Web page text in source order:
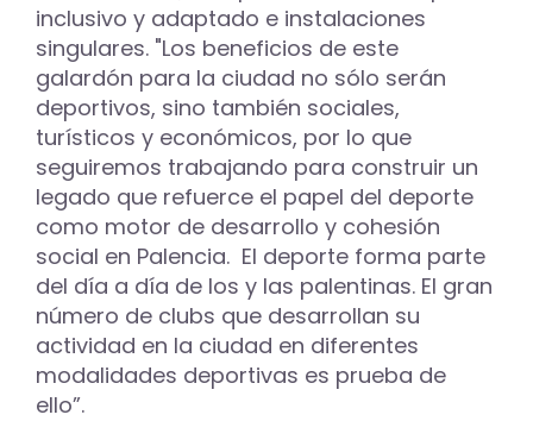
inclusivo y adaptado e instalaciones
singulares. "Los beneficios de este
galardón para la ciudad no sólo serán
deportivos, sino también sociales,
turísticos y económicos, por lo que
seguiremos trabajando para construir un
legado que refuerce el papel del deporte
como motor de desarrollo y cohesión
social en Palencia. El deporte forma parte
del día a día de los y las palentinas. El gran
número de clubs que desarrollan su
actividad en la ciudad en diferentes
modalidades deportivas es prueba de
ello”.